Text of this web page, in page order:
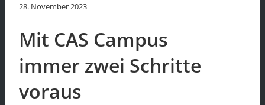
28. November 2023
Mit CAS Campus
immer zwei Schritte
voraus